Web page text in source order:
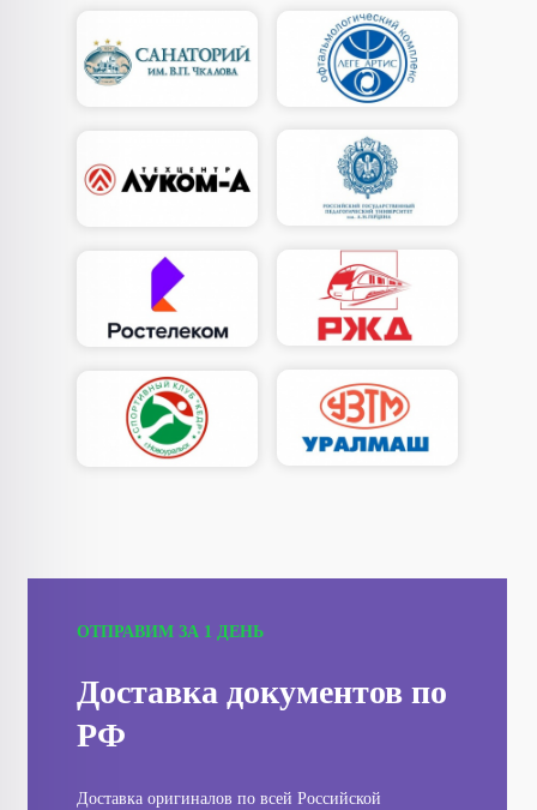
Доставка документов по
РФ
Доставка оригиналов по всей Российской
ОТПРАВИМ ЗА 1 ДЕНЬ